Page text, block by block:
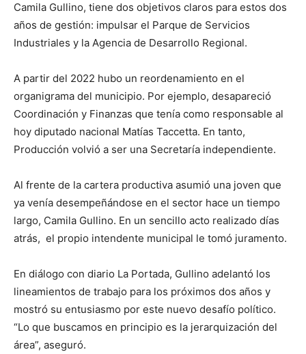
Camila Gullino, tiene dos objetivos claros para estos dos
años de gestión: impulsar el Parque de Servicios
Industriales y la Agencia de Desarrollo Regional.
A partir del 2022 hubo un reordenamiento en el
organigrama del municipio. Por ejemplo, desapareció
Coordinación y Finanzas que tenía como responsable al
hoy diputado nacional Matías Taccetta. En tanto,
Producción volvió a ser una Secretaría independiente.
Al frente de la cartera productiva asumió una joven que
ya venía desempeñándose en el sector hace un tiempo
largo, Camila Gullino. En un sencillo acto realizado días
atrás, el propio intendente municipal le tomó juramento.
En diálogo con diario La Portada, Gullino adelantó los
lineamientos de trabajo para los próximos dos años y
mostró su entusiasmo por este nuevo desafío político.
“Lo que buscamos en principio es la jerarquización del
área”, aseguró.